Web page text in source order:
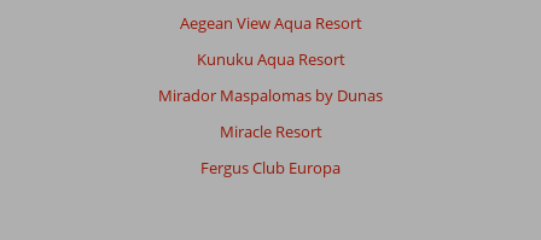
Aegean View Aqua Resort
Kunuku Aqua Resort
Mirador Maspalomas by Dunas
Miracle Resort
Fergus Club Europa